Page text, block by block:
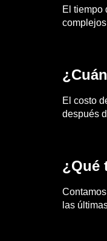
El tiempo
El costo
después
¿Qué
las